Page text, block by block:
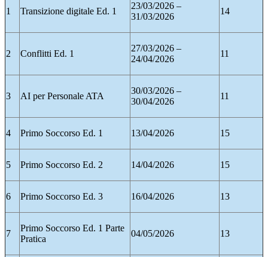
1 Transizione digitale Ed. 1
23/03/2026 –
31/03/2026
14
2 Conflitti Ed. 1
27/03/2026 –
24/04/2026
11
3 AI per Personale ATA
30/03/2026 –
30/04/2026
11
4 Primo Soccorso Ed. 1 13/04/2026 15
5 Primo Soccorso Ed. 2 14/04/2026 15
6 Primo Soccorso Ed. 3 16/04/2026 13
7
Primo Soccorso Ed. 1 Parte
Pratica
04/05/2026 13